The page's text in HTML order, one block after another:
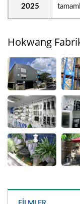
2025
Hokwang